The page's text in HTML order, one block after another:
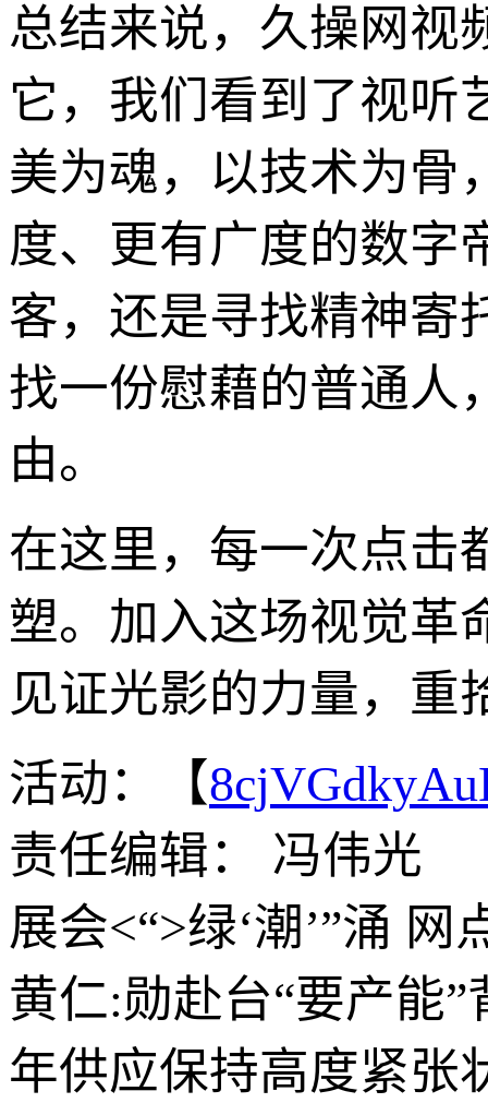
总结来说，久操网视
它，我们看到了视听
美为魂，以技术为骨
度、更有广度的数字
客，还是寻找精神寄
找一份慰藉的普通人
由。
在这里，每一次点击
塑。加入这场视觉革
见证光影的力量，重
活动：【
责任编辑： 冯伟光
展会<“>绿‘潮’”涌 网
黄仁:勋赴台“要产能
年供应保持高度紧张